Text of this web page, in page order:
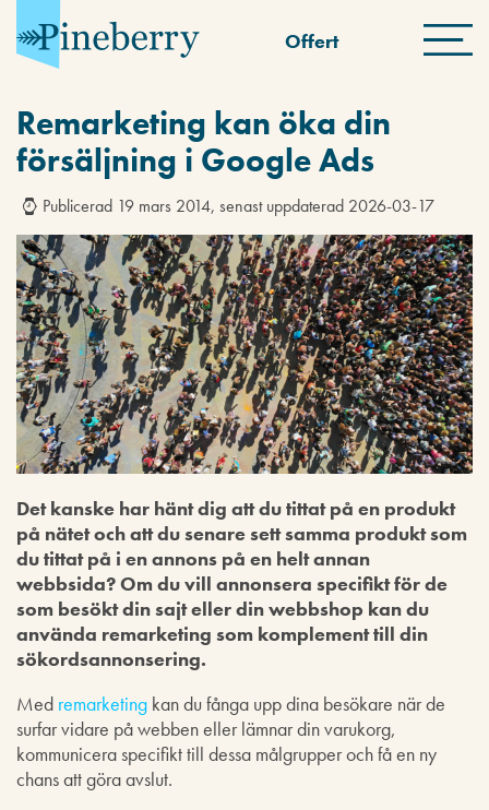
Offert
Remarketing kan öka din
försäljning i Google Ads
Publicerad 19 mars 2014, senast uppdaterad 2026-03-17
Det kanske har hänt dig att du tittat på en produkt
på nätet och att du senare sett samma produkt som
du tittat på i en annons på en helt annan
webbsida? Om du vill annonsera specifikt för de
som besökt din sajt eller din webbshop kan du
använda remarketing som komplement till din
sökordsannonsering.
Med remarketing kan du fånga upp dina besökare när de
surfar vidare på webben eller lämnar din varukorg,
kommunicera specifikt till dessa målgrupper och få en ny
chans att göra avslut.